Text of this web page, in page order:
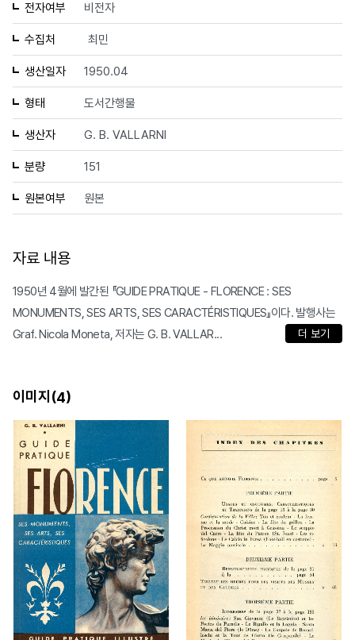
전자여부 비전자
수집처 최민
생산일자 1950.04
형태 도서간행물
생산자 G. B. VALLARNI
분량 151
원본여부 원본
자료 내용
1950년 4월에 발간된 『GUIDE PRATIQUE - FLORENCE : SES
MONUMENTS, SES ARTS, SES CARACTÉRISTIQUES』이다. 발행사는
Graf. Nicola Moneta, 저자는 G. B. VALLAR...
더 보기
이미지(4)